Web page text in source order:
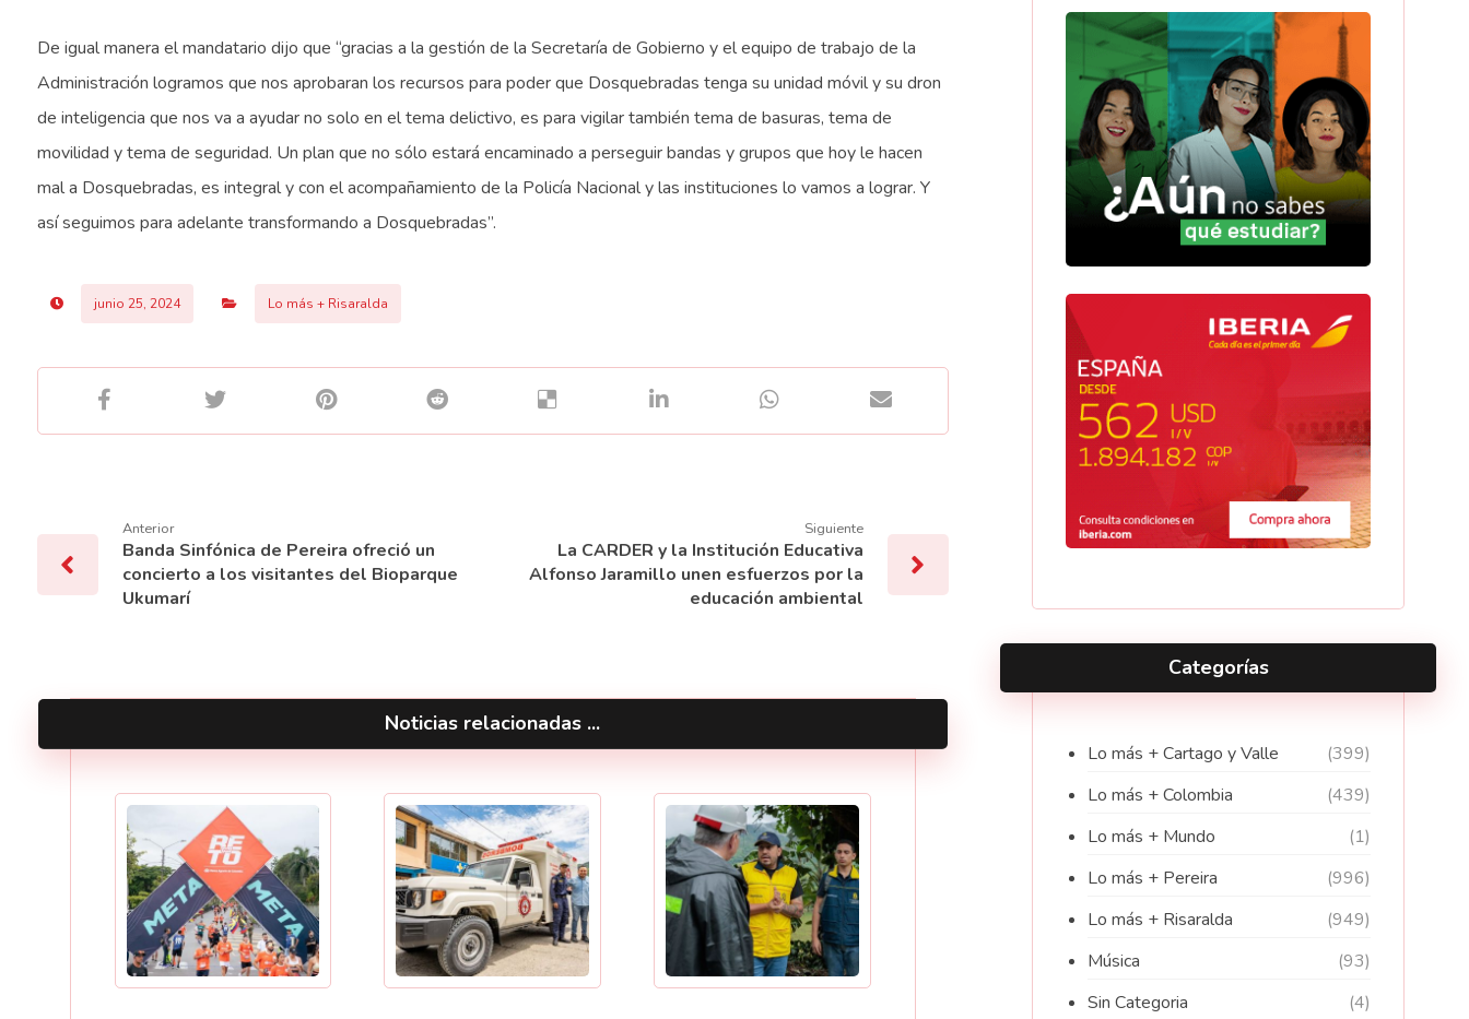
De igual manera el mandatario dijo que “gracias a la gestión de la Secretaría de Gobierno y el equipo de trabajo de la
Administración logramos que nos aprobaran los recursos para poder que Dosquebradas tenga su unidad móvil y su dron
de inteligencia que nos va a ayudar no solo en el tema delictivo, es para vigilar también tema de basuras, tema de
movilidad y tema de seguridad. Un plan que no sólo estará encaminado a perseguir bandas y grupos que hoy le hacen
mal a Dosquebradas, es integral y con el acompañamiento de la Policía Nacional y las instituciones lo vamos a lograr. Y
así seguimos para adelante transformando a Dosquebradas”.
junio 25, 2024 Lo más + Risaralda
Anterior
Banda Sinfónica de Pereira ofreció un
concierto a los visitantes del Bioparque
Ukumarí
Siguiente
La CARDER y la Institución Educativa
Alfonso Jaramillo unen esfuerzos por la
educación ambiental
Noticias relacionadas ...
Categorías
Lo más + Cartago y Valle
(399)
Lo más + Colombia
(439)
Lo más + Mundo
(1)
Lo más + Pereira
(996)
Lo más + Risaralda
(949)
Música
(93)
Sin Categoria
(4)